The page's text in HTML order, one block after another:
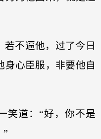
若不逼他，过了今日
身心臣服，非要他自
笑道：“好，你不是
”